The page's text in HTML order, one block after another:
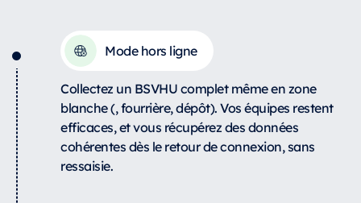
Mode hors ligne
Collectez un BSVHU complet même en zone
blanche (, fourrière, dépôt). Vos équipes restent
efficaces, et vous récupérez des données
cohérentes dès le retour de connexion, sans
ressaisie.